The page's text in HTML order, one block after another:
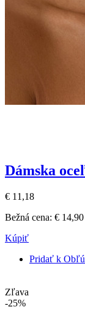
Dámska
€ 11,18
Bežná cena: € 14,90
Kúpiť
Pridať k
Zľava
-25%